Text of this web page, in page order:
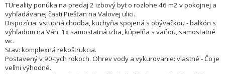
TUreality ponúka na predaj 2 izbový byt o rozlohe 46 m2 v pokojnej a
vyhľadávanej časti Piešťan na Valovej ulici.
Dispozícia: vstupná chodba, kuchyňa spojená s obývačkou - balkón s
výhľadom na Váh, 1x samostatná izba, kúpeľňa s vaňou, samostatné
wc.
Stav: komplexná rekoštrukcia.
Postavený v 90-tych rokoch. Ohrev vody a vykurovanie: vlastné - Čo je
veľmi výhodné.